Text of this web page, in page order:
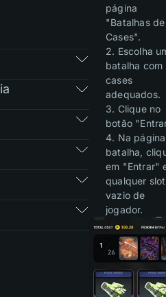
página
"Batalhas de
Cases".
2. Escolha
batalha com
cases
adequados.
3. Clique no
botão
4. Na
batalha,
em "Entrar"
qualquer slot
vazio de
jogador.